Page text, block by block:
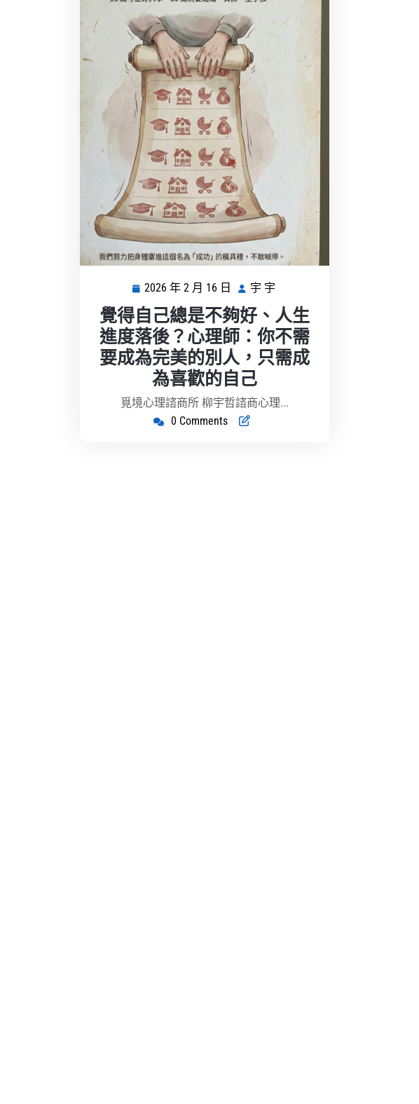
2026 年 2 月 16 日
2026
年
2
月
16
日
宇 宇
宇
覺得自己總是不夠好、人生
進度落後？心理師：你不需
要成為完美的別人，只需成
為喜歡的自己
覓境心理諮商所 柳宇哲諮商心理...
0 Comments